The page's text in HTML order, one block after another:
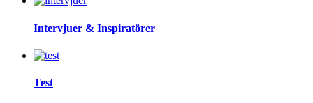
Intervjuer & Inspiratörer
Test